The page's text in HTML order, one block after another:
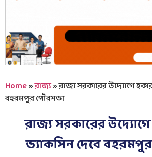
Home»রাজ্য»রাজ্য সরকারের উদ্যোগে
বহরমপুর পৌরসভা
রাজ্য সরকারের
ভ্যাকসিন দেবে